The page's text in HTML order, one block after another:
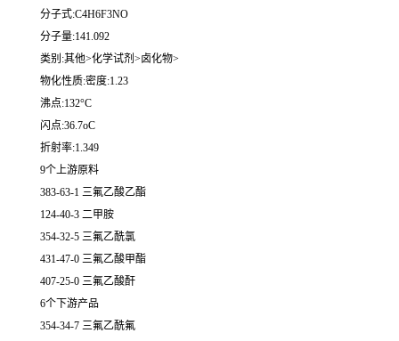
分子式:C4H6F3NO
分子量:141.092
类别:其他>化学试剂>卤化物>
物化性质:密度:1.23
沸点:132°C
闪点:36.7oC
折射率:1.349
9个上游原料
383-63-1 三氟乙酸乙酯
124-40-3 二甲胺
354-32-5 三氟乙酰氯
431-47-0 三氟乙酸甲酯
407-25-0 三氟乙酸酐
6个下游产品
354-34-7 三氟乙酰氟